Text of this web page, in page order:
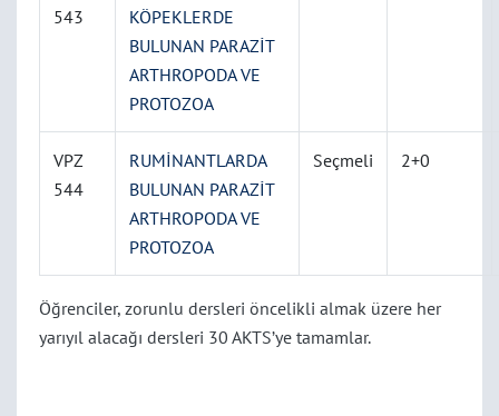
543
KÖPEKLERDE
BULUNAN PARAZİT
ARTHROPODA VE
PROTOZOA
VPZ
544
RUMİNANTLARDA
BULUNAN PARAZİT
ARTHROPODA VE
PROTOZOA
Seçmeli 2+0
Öğrenciler, zorunlu dersleri öncelikli almak üzere her
yarıyıl alacağı dersleri 30 AKTS’ye tamamlar.